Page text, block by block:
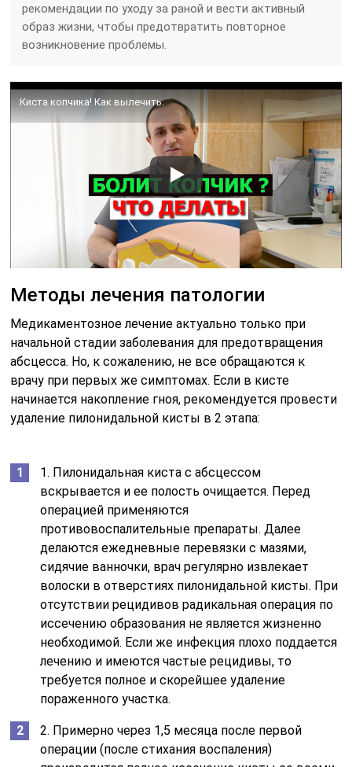
рекомендации по уходу за раной и вести активный
образ жизни, чтобы предотвратить повторное
возникновение проблемы.
Киста копчика! Как вылечить.
Методы лечения патологии
Медикаментозное лечение актуально только при
начальной стадии заболевания для предотвращения
абсцесса. Но, к сожалению, не все обращаются к
врачу при первых же симптомах. Если в кисте
начинается накопление гноя, рекомендуется провести
удаление пилонидальной кисты в 2 этапа:
1. Пилонидальная киста с абсцессом
вскрывается и ее полость очищается. Перед
операцией применяются
противовоспалительные препараты. Далее
делаются ежедневные перевязки с мазями,
сидячие ванночки, врач регулярно извлекает
волоски в отверстиях пилонидальной кисты. При
отсутствии рецидивов радикальная операция по
иссечению образования не является жизненно
необходимой. Если же инфекция плохо поддается
лечению и имеются частые рецидивы, то
требуется полное и скорейшее удаление
пораженного участка.
2. Примерно через 1,5 месяца после первой
операции (после стихания воспаления)